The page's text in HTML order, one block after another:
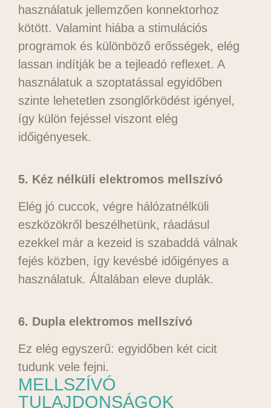
használatuk jellemzően konnektorhoz
kötött. Valamint hiába a stimulációs
programok és különböző erősségek, elég
lassan indítják be a tejleadó reflexet. A
használatuk a szoptatással egyidőben
szinte lehetetlen zsonglőrködést igényel,
így külön fejéssel viszont elég
időigényesek.
5. Kéz nélküli elektromos mellszívó
Elég jó cuccok, végre hálózatnélküli
eszközökről beszélhetünk, ráadásul
ezekkel már a kezeid is szabaddá válnak
fejés közben, így kevésbé időigényes a
használatuk. Általában eleve duplák.
6. Dupla elektromos mellszívó
Ez elég egyszerű: egyidőben két cicit
tudunk vele fejni.
MELLSZÍVÓ
TULAJDONSÁGOK